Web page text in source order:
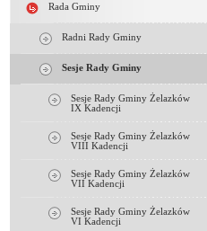
Rada Gminy
Radni Rady Gminy
Sesje Rady Gminy
Sesje Rady Gminy Żelazków
IX Kadencji
Sesje Rady Gminy Żelazków
VIII Kadencji
Sesje Rady Gminy Żelazków
VII Kadencji
Sesje Rady Gminy Żelazków
VI Kadencji